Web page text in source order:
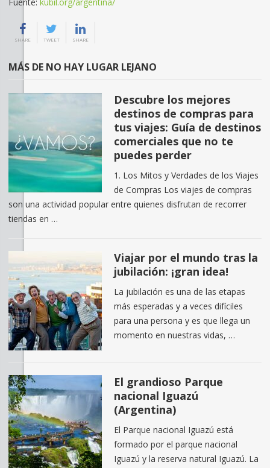
SHARE TWEET SHARE
MÁS DE NO HAY LUGAR LEJANO
Descubre los mejores
destinos de compras para
tus viajes: Guía de destinos
comerciales que no te
puedes perder
1. Los Mitos y Verdades de los Viajes
de Compras Los viajes de compras
son una actividad popular entre quienes disfrutan de recorrer
tiendas en …
Viajar por el mundo tras la
jubilación: ¡gran idea!
La jubilación es una de las etapas
más esperadas y a veces difíciles
para una persona y es que llega un
momento en nuestras vidas, …
El grandioso Parque
nacional Iguazú
(Argentina)
El Parque nacional Iguazú está
formado por el parque nacional
Iguazú y la reserva natural Iguazú. La